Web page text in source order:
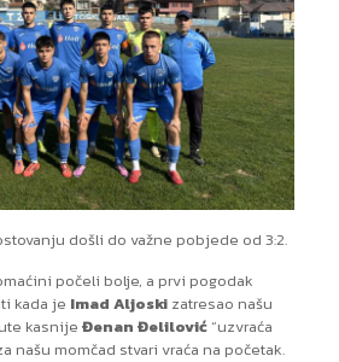
došli do važne pobjede od 3:2.
počeli bolje, a prvi pogodak
kada je Imad Aljoski zatresao našu
kasnije Đenan Đelilović“uzvraća
našu momčad stvari vraća na početak.